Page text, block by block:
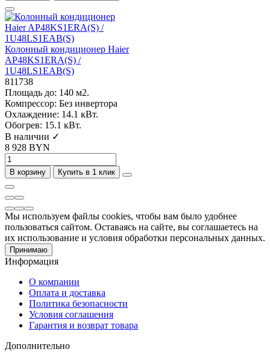
Колонный кондиционер Haier
AP48KS1ERA(S) /
1U48LS1EAB(S)
811738
Площадь до: 140 м2.
Компрессор: Без инвертора
Охлаждение: 14.1 кВт.
Обогрев: 15.1 кВт.
В наличии ✓
8 928 BYN
В корзину Купить в 1 клик
Мы используем файлы cookies, чтобы вам было удобнее
пользоваться сайтом. Оставаясь на сайте, вы соглашаетесь на
их использование и условия обработки персональных данных.
Принимаю
Информация
О компании
Оплата и доставка
Политика безопасности
Условия соглашения
Гарантия и возврат товара
Дополнительно